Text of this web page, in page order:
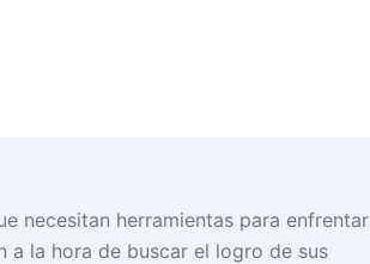
necesitan herramientas para enfrentar
a la hora de buscar el logro de sus